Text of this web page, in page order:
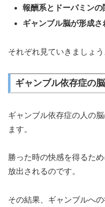
報酬系とドーパミンの
ギャンブル脳が形成さ
それぞれ見ていきましょう
ギャンブル依存症の
ギャンブル依存症の人の
ます。
勝った時の快感を得るた
放出されるのです。
その結果、ギャンブルへ